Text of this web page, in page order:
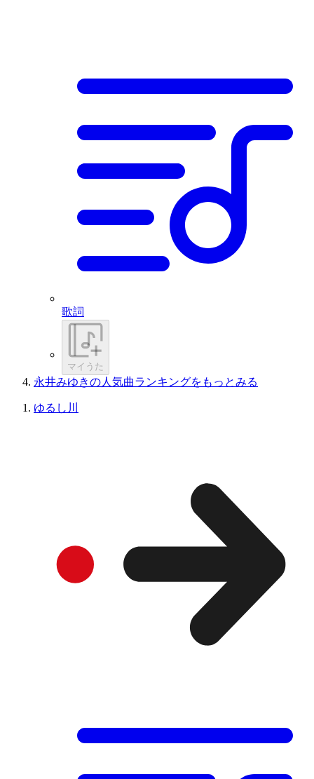
歌詞
マイうた
永井みゆきの人気曲ランキングをもっとみる
ゆるし川